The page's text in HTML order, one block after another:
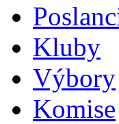
Kluby
Výbory
Komise